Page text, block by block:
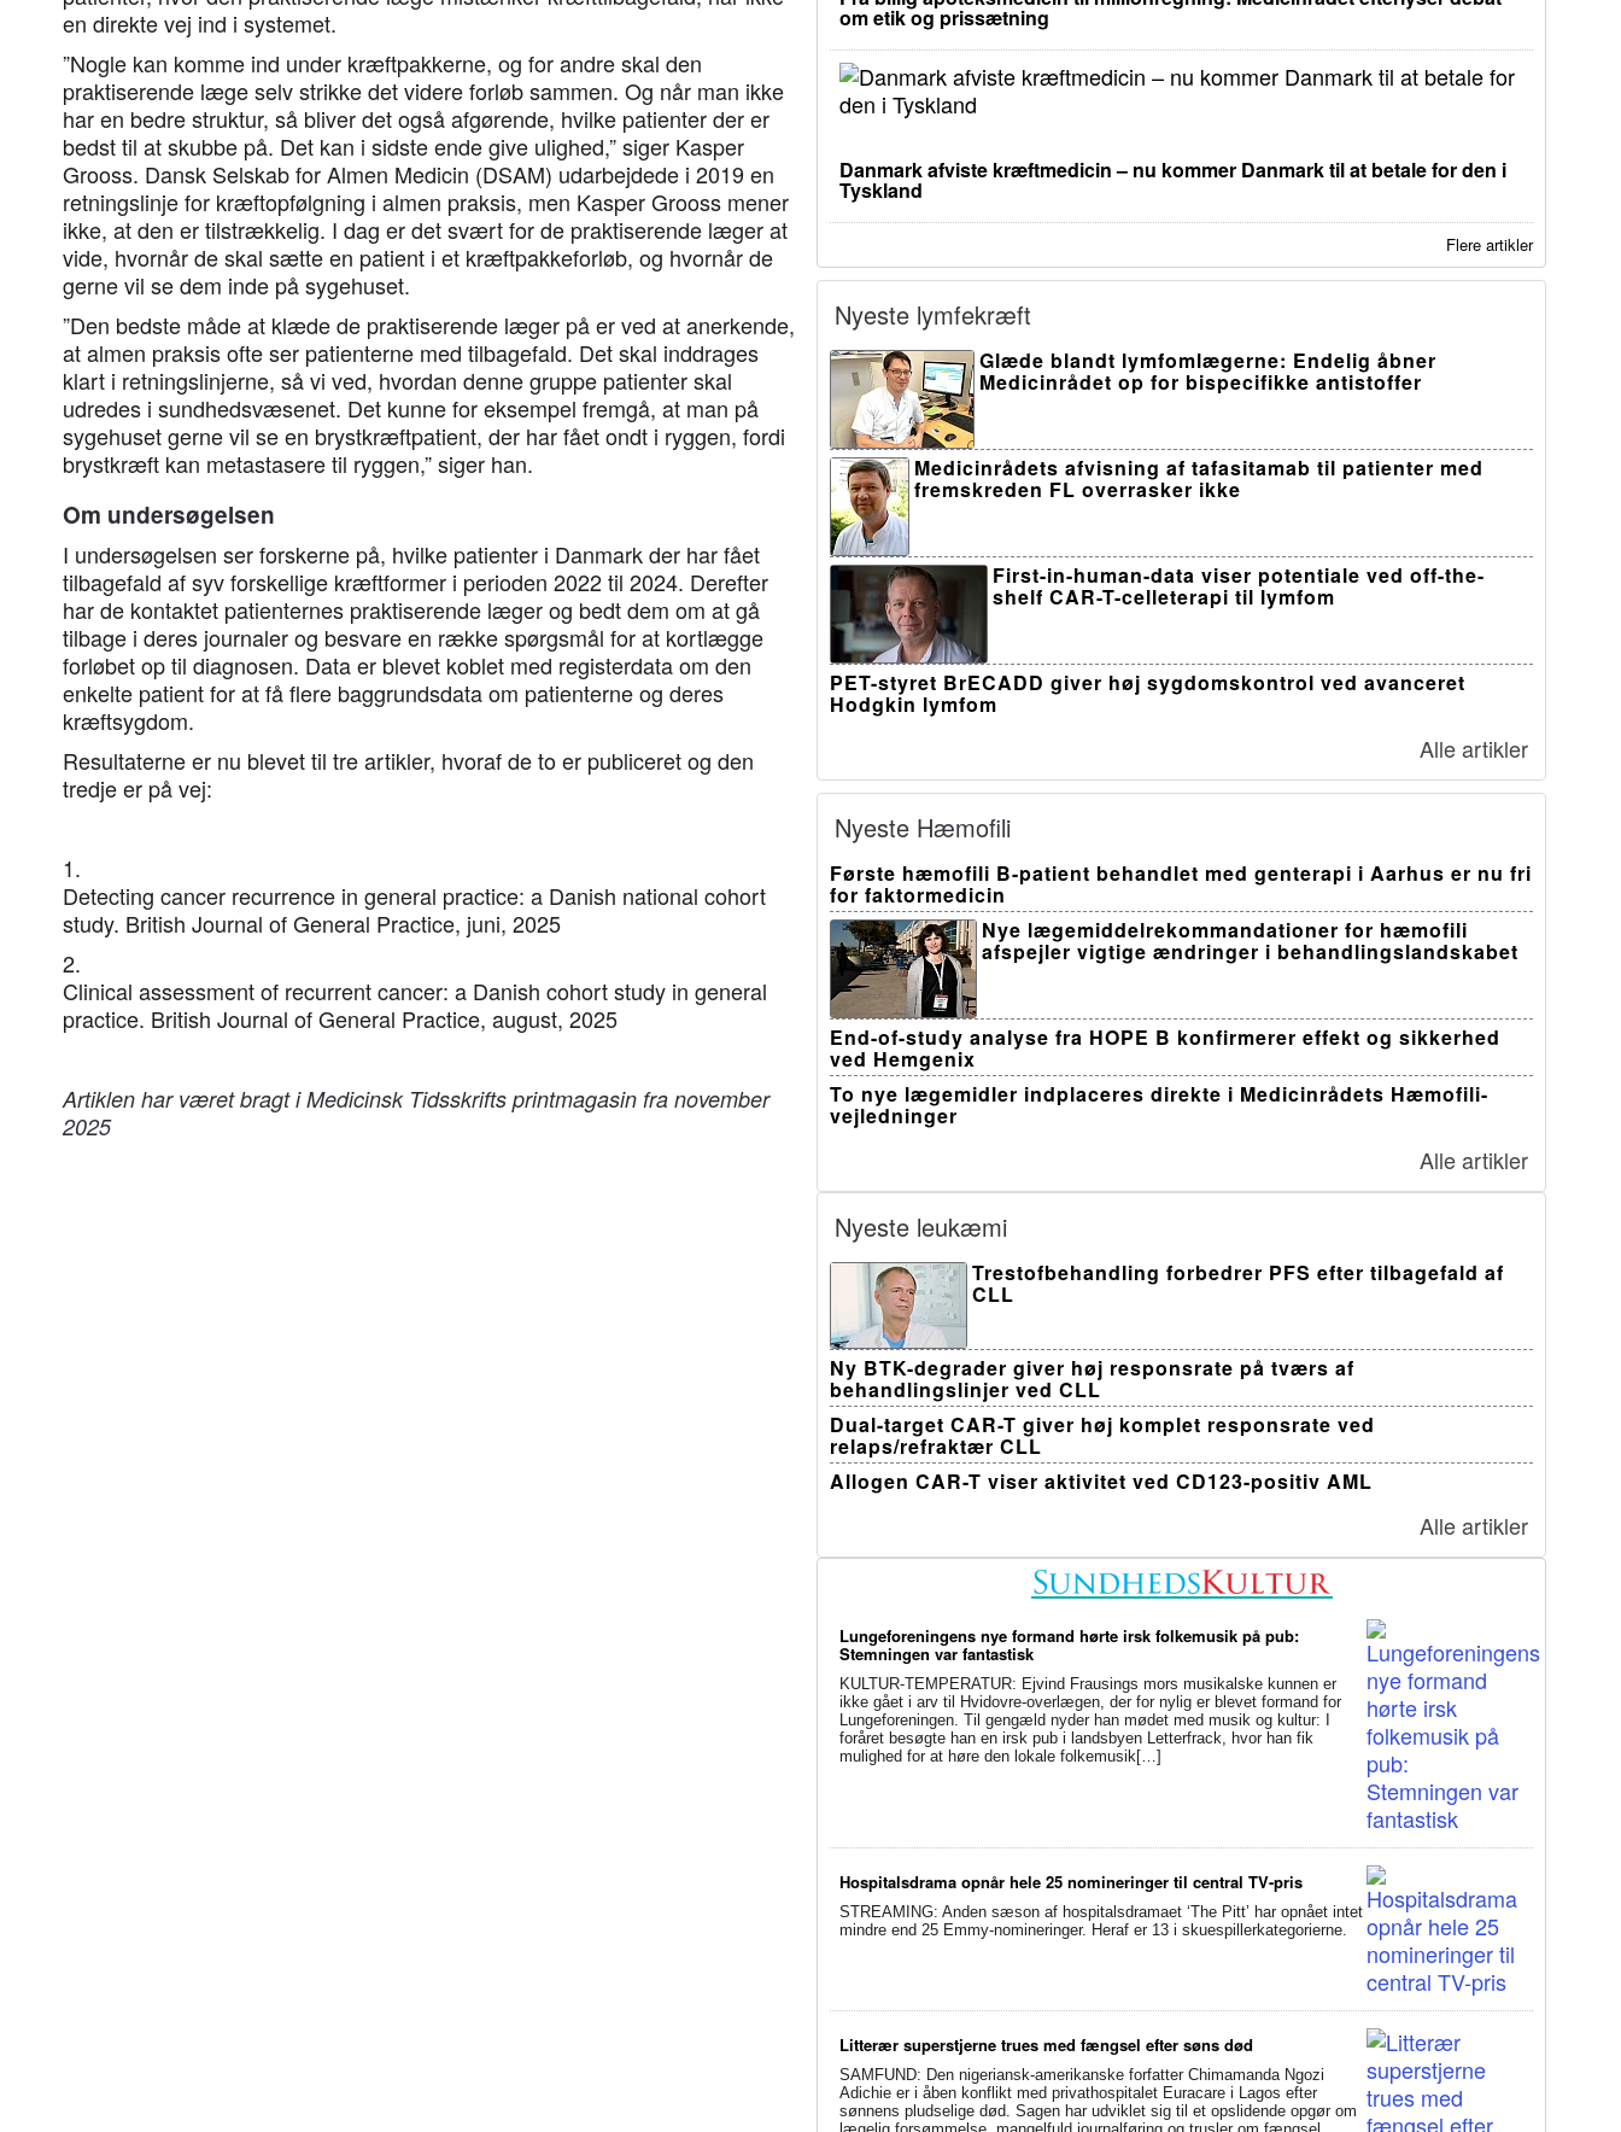
en direkte vej ind i systemet.
”Nogle kan komme ind under kræftpakkerne, og for andre skal den
praktiserende læge selv strikke det videre forløb sammen. Og når man ikke
har en bedre struktur, så bliver det også afgørende, hvilke patienter der er
bedst til at skubbe på. Det kan i sidste ende give ulighed,” siger Kasper
Grooss. Dansk Selskab for Almen Medicin (DSAM) udarbejdede i 2019 en
retningslinje for kræftopfølgning i almen praksis, men Kasper Grooss mener
ikke, at den er tilstrækkelig. I dag er det svært for de praktiserende læger at
vide, hvornår de skal sætte en patient i et kræftpakkeforløb, og hvornår de
gerne vil se dem inde på sygehuset.
”Den bedste måde at klæde de praktiserende læger på er ved at anerkende,
at almen praksis ofte ser patienterne med tilbagefald. Det skal inddrages
klart i retningslinjerne, så vi ved, hvordan denne gruppe patienter skal
udredes i sundhedsvæsenet. Det kunne for eksempel fremgå, at man på
sygehuset gerne vil se en brystkræftpatient, der har fået ondt i ryggen, fordi
brystkræft kan metastasere til ryggen,” siger han.
Om undersøgelsen
I undersøgelsen ser forskerne på, hvilke patienter i Danmark der har fået
tilbagefald af syv forskellige kræftformer i perioden 2022 til 2024. Derefter
har de kontaktet patienternes praktiserende læger og bedt dem om at gå
tilbage i deres journaler og besvare en række spørgsmål for at kortlægge
forløbet op til diagnosen. Data er blevet koblet med registerdata om den
enkelte patient for at få flere baggrundsdata om patienterne og deres
kræftsygdom.
Resultaterne er nu blevet til tre artikler, hvoraf de to er publiceret og den
tredje er på vej:
1.
Detecting cancer recurrence in general practice: a Danish national cohort
study. British Journal of General Practice, juni, 2025
2.
Clinical assessment of recurrent cancer: a Danish cohort study in general
practice. British Journal of General Practice, august, 2025
Artiklen har været bragt i Medicinsk Tidsskrifts printmagasin fra november
2025
om etik og prissætning
Danmark afviste kræftmedicin – nu kommer Danmark til at betale for den i
Tyskland
Flere artikler
Nyeste lymfekræft
Glæde blandt lymfomlægerne: Endelig åbner
Medicinrådet op for bispecifikke antistoffer
Medicinrådets afvisning af tafasitamab til patienter med
fremskreden FL overrasker ikke
First-in-human-data viser potentiale ved off-the-
shelf CAR-T-celleterapi til lymfom
PET-styret BrECADD giver høj sygdomskontrol ved avanceret
Hodgkin lymfom
Alle artikler
Nyeste Hæmofili
Første hæmofili B-patient behandlet med genterapi i Aarhus er nu fri
for faktormedicin
Nye lægemiddelrekommandationer for hæmofili
afspejler vigtige ændringer i behandlingslandskabet
End-of-study analyse fra HOPE B konfirmerer effekt og sikkerhed
ved Hemgenix
To nye lægemidler indplaceres direkte i Medicinrådets Hæmofili-
vejledninger
Alle artikler
Nyeste leukæmi
Trestofbehandling forbedrer PFS efter tilbagefald af
CLL
Ny BTK-degrader giver høj responsrate på tværs af
behandlingslinjer ved CLL
Dual-target CAR-T giver høj komplet responsrate ved
relaps/refraktær CLL
Allogen CAR-T viser aktivitet ved CD123-positiv AML
Alle artikler
Lungeforeningens nye formand hørte irsk folkemusik på pub:
Stemningen var fantastisk
KULTUR-TEMPERATUR: Ejvind Frausings mors musikalske kunnen er
ikke gået i arv til Hvidovre-overlægen, der for nylig er blevet formand for
Lungeforeningen. Til gengæld nyder han mødet med musik og kultur: I
foråret besøgte han en irsk pub i landsbyen Letterfrack, hvor han fik
mulighed for at høre den lokale folkemusik[…]
Hospitalsdrama opnår hele 25 nomineringer til central TV-pris
STREAMING: Anden sæson af hospitalsdramaet ‘The Pitt’ har opnået intet
mindre end 25 Emmy-nomineringer. Heraf er 13 i skuespillerkategorierne.
Litterær superstjerne trues med fængsel efter søns død
SAMFUND: Den nigeriansk-amerikanske forfatter Chimamanda Ngozi
Adichie er i åben konflikt med privathospitalet Euracare i Lagos efter
sønnens pludselige død. Sagen har udviklet sig til et opslidende opgør om